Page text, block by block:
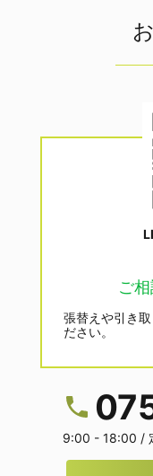
ご
張替えや引き
ださい。
9:00 - 18:00 /